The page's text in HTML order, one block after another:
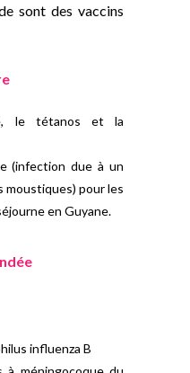
sont des vaccins
le tétanos et la
(infection due à un
moustiques) pour les
en Guyane.
influenza B